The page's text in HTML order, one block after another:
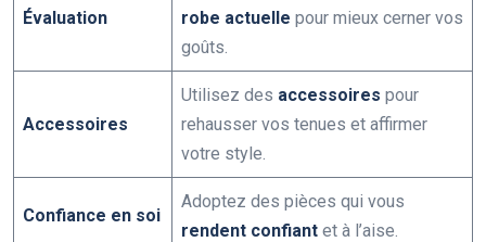
Évaluation
robe actuelle pour mieux cerner vos
goûts.
Accessoires
Utilisez des accessoires pour
rehausser vos tenues et affirmer
votre style.
Confiance en soi
Adoptez des pièces qui vous
rendent confiant et à l’aise.